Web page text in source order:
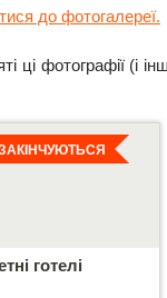
до фотогалереї.
фотографії (і
готелі